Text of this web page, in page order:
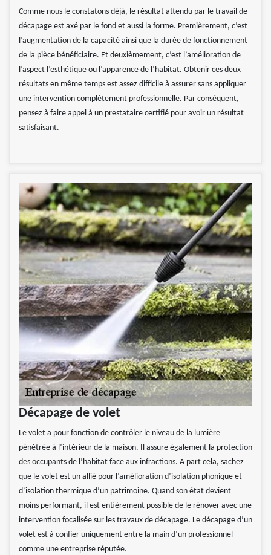
Comme nous le constatons déjà, le résultat attendu par le travail de
décapage est axé par le fond et aussi la forme. Premièrement, c’est
l’augmentation de la capacité ainsi que la durée de fonctionnement
de la pièce bénéficiaire. Et deuxièmement, c’est l’amélioration de
l’aspect l’esthétique ou l’apparence de l’habitat. Obtenir ces deux
résultats en même temps est assez difficile à assurer sans appliquer
une intervention complètement professionnelle. Par conséquent,
pensez à faire appel à un prestataire certifié pour avoir un résultat
satisfaisant.
Décapage de volet
Le volet a pour fonction de contrôler le niveau de la lumière
pénétrée à l’intérieur de la maison. Il assure également la protection
des occupants de l’habitat face aux infractions. A part cela, sachez
que le volet est un allié pour l’amélioration d’isolation phonique et
d’isolation thermique d’un patrimoine. Quand son état devient
moins performant, il est entièrement possible de le rénover avec une
intervention focalisée sur les travaux de décapage. Le décapage d’un
volet est à confier uniquement entre la main d’un professionnel
comme une entreprise réputée.